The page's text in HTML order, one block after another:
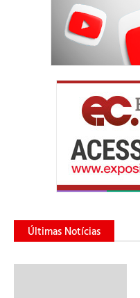
Últimas Notícias